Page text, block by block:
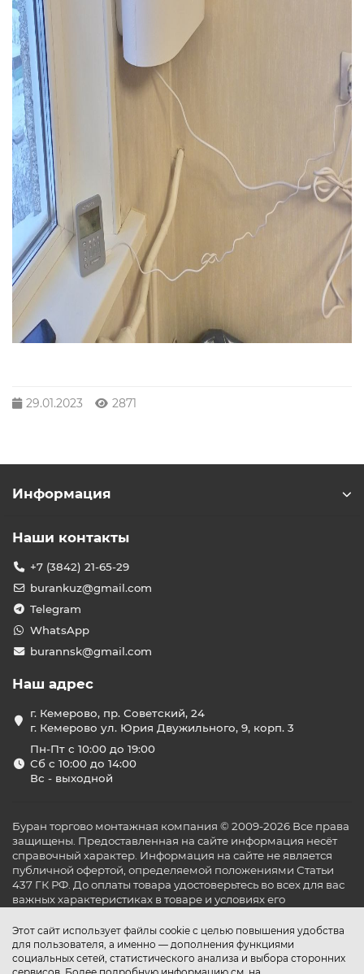
29.01.2023 2871
Этот сайт использует файлы cookie с целью повышения удобства
для пользователя, а именно — дополнения функциями
социальных сетей, статистического анализа и выбора сторонних
Информация
Наши контакты
+7 (3842) 21-65-29
burankuz@gmail.com
Telegram
WhatsApp
burannsk@gmail.com
Наш адрес
г. Кемерово, пр. Советский, 24
г. Кемерово ул. Юрия Двужильного, 9, корп. 3
Пн-Пт с 10:00 до 19:00
Сб с 10:00 до 14:00
Вс - выходной
Буран торгово монтажная компания © 2009-2026 Все права
защищены. Предоставленная на сайте информация несёт
справочный характер. Информация на сайте не является
публичной офертой, определяемой положениями Статьи
437 ГК РФ. До оплаты товара удостоверьтесь во всех для вас
важных характеристиках в товаре и условиях его